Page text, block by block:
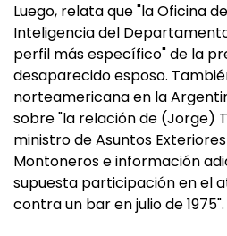
Luego, relata que "la Oficina
Inteligencia del
perfil más específico" de la
desaparecido esposo.
norteamericana en la
sobre "la relación de (Jorge)
ministro de Asuntos
Montoneros e información
supuesta participación en el
contra un bar en julio de 1975".